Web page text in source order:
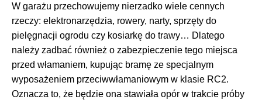
W garażu przechowujemy nierzadko wiele cennych
rzeczy: elektronarzędzia, rowery, narty, sprzęty do
pielęgnacji ogrodu czy kosiarkę do trawy… Dlatego
należy zadbać również o zabezpieczenie tego miejsca
przed włamaniem, kupując bramę ze specjalnym
wyposażeniem przeciwwłamaniowym w klasie RC2.
Oznacza to, że będzie ona stawiała opór w trakcie próby